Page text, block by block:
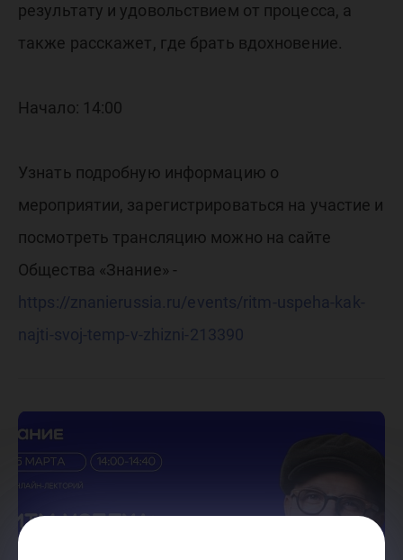
результату и удовольствием от процесса, а
также расскажет, где брать вдохновение.
Начало: 14:00
Узнать подробную информацию о
мероприятии, зарегистрироваться на участие и
посмотреть трансляцию можно на сайте
Общества «Знание» -
https://znanierussia.ru/events/ritm-uspeha-kak-
najti-svoj-temp-v-zhizni-213390